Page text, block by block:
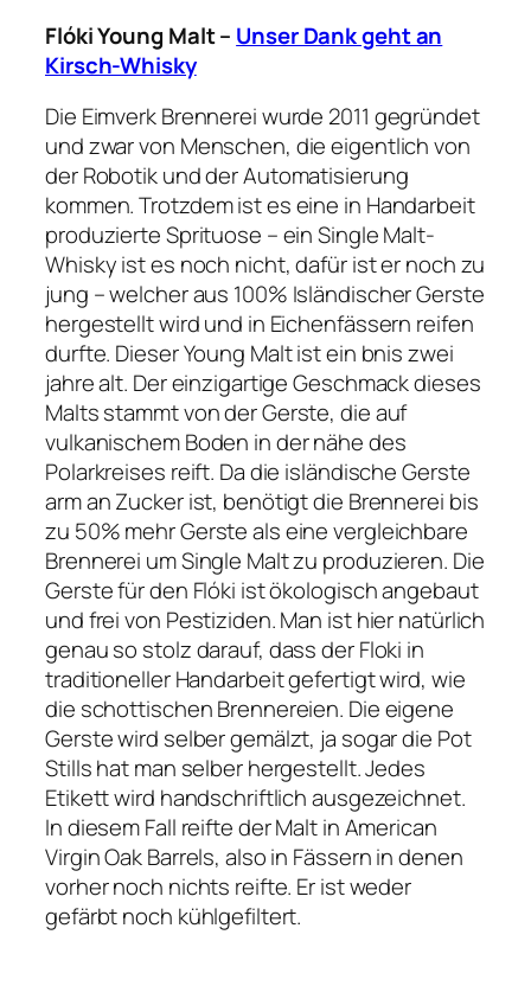
FlókiYoung Malt – Unser Dank geht an
Kirsch-Whisky
Die Eimverk Brennerei wurde 2011 gegründet
und zwar von Menschen, die eigentlich von
der Robotik und der Automatisierung
kommen. Trotzdem ist es eine in Handarbeit
produzierte Sprituose – ein Single Malt-
Whisky ist es noch nicht, dafür ist er noch zu
jung – welcher aus 100% Isländischer Gerste
hergestellt wird und in Eichenfässern reifen
durfte. Dieser Young Malt ist ein bnis zwei
jahre alt. Der einzigartige Geschmack dieses
Malts stammt von der Gerste, die auf
vulkanischem Boden in der nähe des
Polarkreises reift. Da die isländische Gerste
arm an Zucker ist, benötigt die Brennerei bis
zu 50% mehr Gerste als eine vergleichbare
Brennerei um Single Malt zu produzieren. Die
Gerste für den Flóki ist ökologisch angebaut
und frei von Pestiziden. Man ist hier natürlich
genau so stolz darauf, dass der Floki in
traditioneller Handarbeit gefertigt wird, wie
die schottischen Brennereien. Die eigene
Gerste wird selber gemälzt, ja sogar die Pot
Stills hat man selber hergestellt. Jedes
Etikett wird handschriftlich ausgezeichnet.
In diesem Fall reifte der Malt in American
Virgin Oak Barrels, also in Fässern in denen
vorher noch nichts reifte. Er ist weder
gefärbt noch kühlgefiltert.